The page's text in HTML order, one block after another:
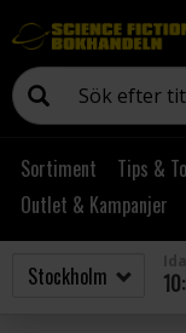
Sortiment Tips &
Outlet & Kampanjer